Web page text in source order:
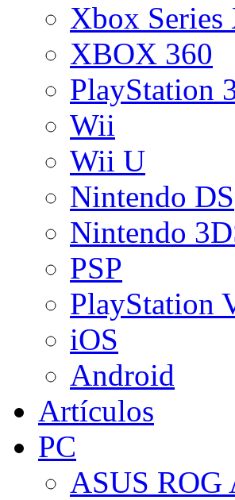
Xbox Series
XBOX 360
PlayStation
Wii
Wii U
Nintendo DS
Nintendo
PSP
PlayStation
iOS
Android
Artículos
PC
ASUS